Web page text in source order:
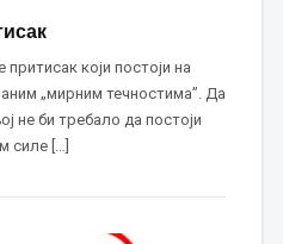
који постоји на
„мирним течностима”. Да
не би требало да постоји
силе […]